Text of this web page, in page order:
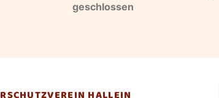
geschlossen